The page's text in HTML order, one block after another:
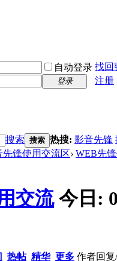
自动登录 找回
登录
注册
搜索 搜索 热搜: 影音先锋
先锋使用交流区› WEB先
交流 今日: 0
热帖 精华 更多 作者回